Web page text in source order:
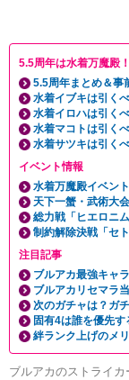
5.5周年は水着万魔殿！
5.5周年まとめ＆事
水着イブキは引く
水着イロハは引く
水着マコトは引く
水着サツキは引く
イベント情報
水着万魔殿イベント
天下一蟹・武術大会
総力戦「ヒエロニム
制約解除決戦「セト
注目記事
ブルアカ最強キャ
ブルアカリセマラ
次のガチャは？ガ
固有4は誰を優先す
絆ランク上げのメ
ブルアカのストライ